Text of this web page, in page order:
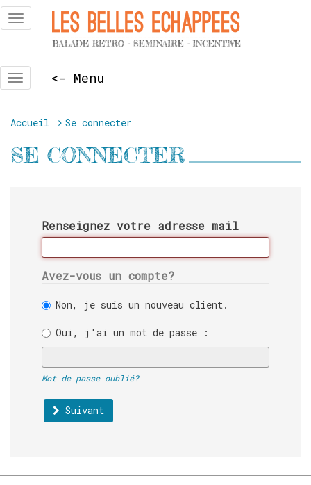
Skip
to
content
Toggle
navigation
Basculer
la
<- Menu
Vous
ici :
Accueil Se connecter
SE CONNECTER
Renseignez votre adresse mail
Avez-vous un compte?
Non, je suis un nouveau client.
Oui, j'ai un mot de passe :
Entrez
votre
mot
passe.
Mot de passe oublié?
Suivant